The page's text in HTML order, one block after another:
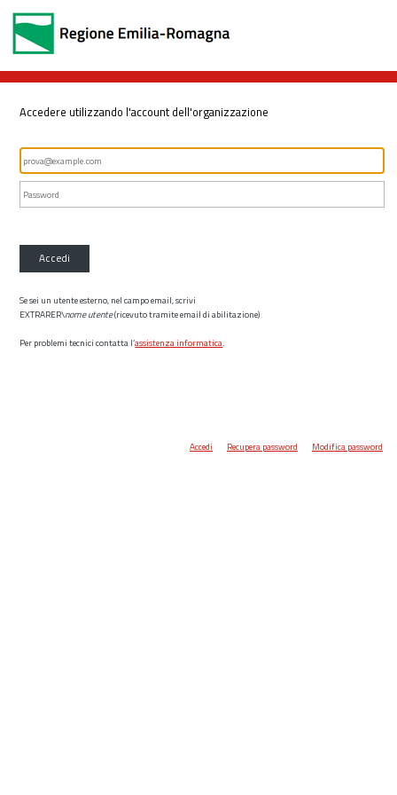
Accedere utilizzando l'account dell'organizzazione
Accedi
Se sei un utente esterno, nel campo email, scrivi
EXTRARER\nome utente(ricevuto tramite email di abilitazione)
Per problemi tecnici contatta l’assistenza informatica.
Accedi Recupera password Modifica password